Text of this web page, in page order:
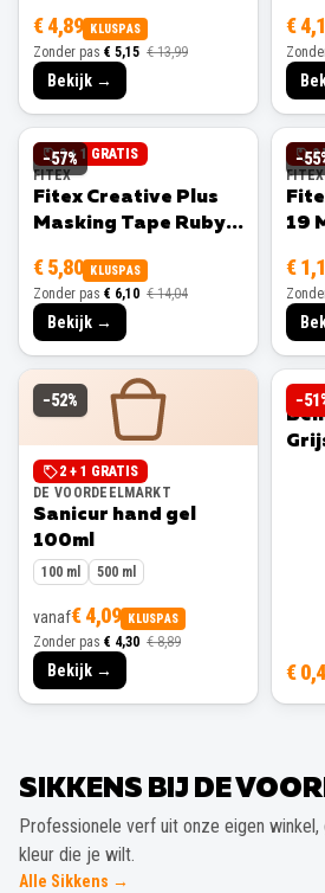
€ 4,89 KLUSPAS
Zonder pas € 5,15 € 13,99
Bekijk →
€
−57%
3 + 1 GRATIS
FITEX
Fitex Creative Plus
Masking Tape Ruby
€ 5,80 KLUSPAS
Zonder pas € 6,10 € 14,04
Bekijk →
−55
3
FITEX
19
€
−52%
2 + 1 GRATIS
DE VOORDEELMARKT
Sanicur hand gel
100ml
100 ml 500 ml
vanaf€ 4,09 KLUSPAS
Zonder pas € 4,30 € 8,89
Bekijk →
−51
€
SIKKENS BIJ DE
Professionele verf uit onze eigen
kleur die je wilt.
Alle Sikkens →